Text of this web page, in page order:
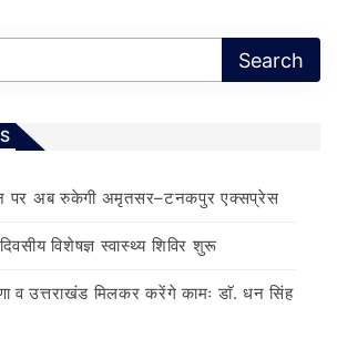
पर अब रुकेगी अमृतसर–टनकपुर एक्सप्रेस
विशेषज्ञ स्वास्थ्य शिविर शुरू
व उत्तराखंड मिलकर करेंगे कामः डाॅ. धन सिंह